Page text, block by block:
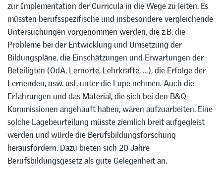
zur Implementation der Curricula in die Wege zu leiten. Es
müssten berufsspezifische und insbesondere vergleichende
Untersuchungen vorgenommen werden, die z.B. die
Probleme bei der Entwicklung und Umsetzung der
Bildungspläne, die Einschätzungen und Erwartungen der
Beteiligten (OdA, Lernorte, Lehrkräfte, …), die Erfolge der
Lernenden, usw. usf. unter die Lupe nehmen. Auch die
Erfahrungen und das Material, die sich bei den B&Q-
Kommissionen angehäuft haben, wären aufzuarbeiten. Eine
solche Lagebeurteilung müsste ziemlich breit aufgegleist
werden und würde die Berufsbildungsforschung
herausfordern. Dazu bieten sich 20 Jahre
Berufsbildungsgesetz als gute Gelegenheit an.